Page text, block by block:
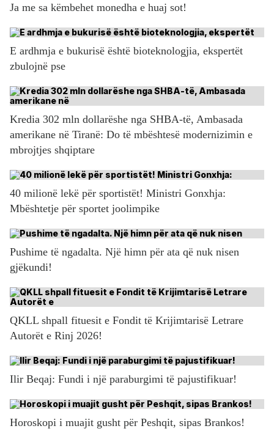
Ja me sa këmbehet monedha e huaj sot!
E ardhmja e bukurisë është bioteknologjia, ekspertët
zbulojnë pse
Kredia 302 mln dollarëshe nga SHBA-të, Ambasada
amerikane në Tiranë: Do të mbështesë modernizimin e
mbrojtjes shqiptare
40 milionë lekë për sportistët! Ministri Gonxhja:
Mbështetje për sportet joolimpike
Pushime të ngadalta. Një himn për ata që nuk nisen
gjëkundi!
QKLL shpall fituesit e Fondit të Krijimtarisë Letrare
Autorët e Rinj 2026!
Ilir Beqaj: Fundi i një paraburgimi të pajustifikuar!
Horoskopi i muajit gusht për Peshqit, sipas Brankos!